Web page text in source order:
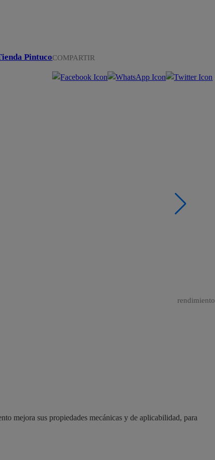
PintucoCOMPARTIR
rendimiento
mejora sus propiedades mecánicas y de aplicabilidad, para